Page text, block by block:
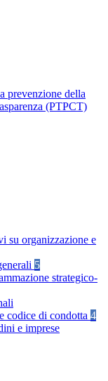
prevenzione della
(PTPCT)
su organizzazione e
5
strategico-
codice di condotta 4
e imprese